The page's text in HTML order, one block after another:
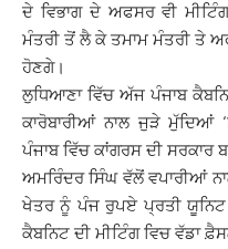
ਦੇ ਵਿਭਾਗ ਦੇ ਅਫਸਰ ਵੀ
ਮੰਤਰੀ ਤੋਂ ਲੈ ਕੇ ਤਮਾਮ ਮੰਤਰੀ ਤੇ
ਹੋਣਗੇ।
ਲੁਧਿਆਣਾ ਵਿੱਚ ਅੱਜ ਪੰਜਾਬ
ਕਾਰੋਬਾਰੀਆਂ ਨਾਲ ਜੁੜੇ ਮੁੱਦਿਆਂ
ਪੰਜਾਬ ਵਿੱਚ ਕਾਂਗਰਸ ਦੀ ਸਰਕਾਰ
ਅਮਰਿੰਦਰ ਸਿੰਘ ਵੱਲੋਂ ਵਪਾਰੀਆਂ
ਖੇਤਰ ਨੂੰ ਪੰਜ ਰੁਪਏ ਪ੍ਰਤੀ ਯੂਨਿਟ
ਕੈਬਨਿਟ ਦੀ ਮੀਟਿੰਗ ਵਿਚ ਵੱਡਾ